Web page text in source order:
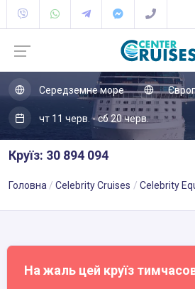
Середземне море
чт 11 черв. - сб 20 черв.
Круїз: 30 894 094
Головна Celebrity Cruises Celebrity
На жаль цей круїз